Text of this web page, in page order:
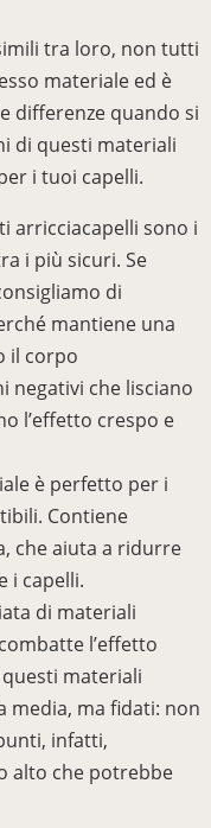
tra loro, non tutti
materiale ed è
differenze quando si
di questi materiali
i tuoi capelli.
arricciacapelli sono i
i più sicuri. Se
di
mantiene una
il corpo
negativi che lisciano
l’effetto crespo e
è perfetto per i
Contiene
che aiuta a ridurre
i capelli.
di materiali
l’effetto
materiali
media, ma fidati: non
infatti,
alto che potrebbe